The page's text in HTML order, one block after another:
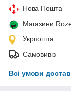
Нова Пошта
Магазини
Укрпошта
Самовивіз
Всі умови